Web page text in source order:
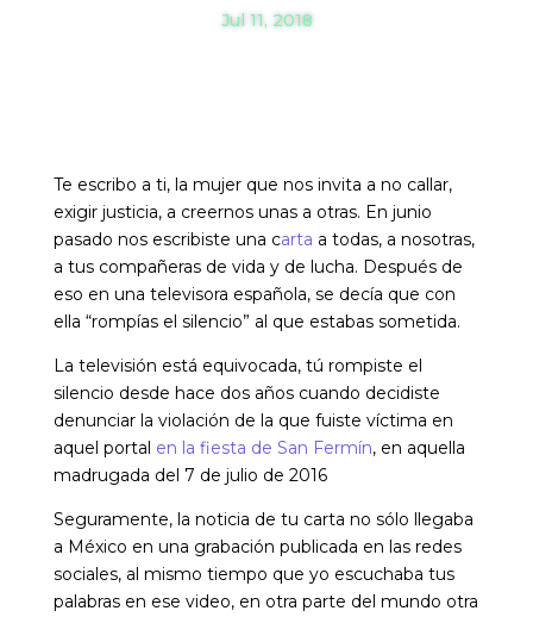
Jul 11, 2018
Te escribo a ti, la mujer que nos invita a no callar,
exigir justicia, a creernos unas a otras. En junio
pasado nos escribiste una carta a todas, a nosotras,
a tus compañeras de vida y de lucha. Después de
eso en una televisora española, se decía que con
ella “rompías el silencio” al que estabas sometida.
La televisión está equivocada, tú rompiste el
silencio desde hace dos años cuando decidiste
denunciar la violación de la que fuiste víctima en
aquel portal en la fiesta de San Fermín, en aquella
madrugada del 7 de julio de 2016
Seguramente, la noticia de tu carta no sólo llegaba
a México en una grabación publicada en las redes
sociales, al mismo tiempo que yo escuchaba tus
palabras en ese video, en otra parte del mundo otra